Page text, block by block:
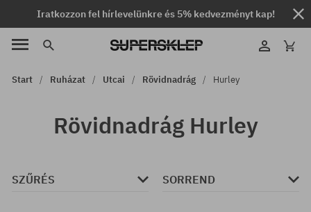
Iratkozzon fel hírlevelünkre és 5% kedvezményt kap!
Start Ruházat Utcai Rövidnadrág Hurley
Rövidnadrág Hurley
SZŰRÉS SORREND